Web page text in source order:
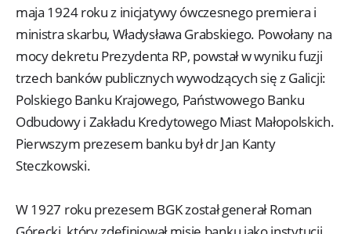
maja 1924 roku z inicjatywy ówczesnego premiera i
ministra skarbu, Władysława Grabskiego. Powołany na
mocy dekretu Prezydenta RP, powstał w wyniku fuzji
trzech banków publicznych wywodzących się z Galicji:
Polskiego Banku Krajowego, Państwowego Banku
Odbudowy i Zakładu Kredytowego Miast Małopolskich.
Pierwszym prezesem banku był dr Jan Kanty
Steczkowski.
W 1927 roku prezesem BGK został generał Roman